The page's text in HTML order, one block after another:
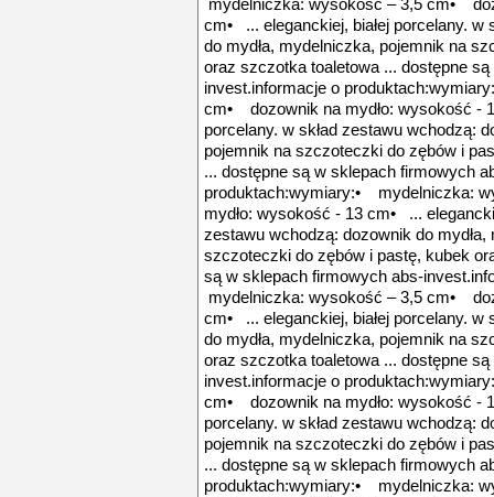
mydelniczka: wysokość – 3,5 cm•
cm• ... eleganckiej, białej porcelany. w
do mydła, mydelniczka, pojemnik na
oraz szczotka toaletowa ... dostępne
invest.informacje o
cm• dozownik na mydło: wysokość -
porcelany. w skład zestawu wchodzą:
pojemnik na szczoteczki do zębów i
... dostępne są w sklepach firmowych
produktach:wymiary:• mydelniczka:
mydło: wysokość - 13 cm• ...
zestawu wchodzą: dozownik do
szczoteczki do zębów i pastę, kubek
są w sklepach firmowych abs-
mydelniczka: wysokość – 3,5 cm•
cm• ... eleganckiej, białej porcelany. w
do mydła, mydelniczka, pojemnik na
oraz szczotka toaletowa ... dostępne
invest.informacje o
cm• dozownik na mydło: wysokość -
porcelany. w skład zestawu wchodzą:
pojemnik na szczoteczki do zębów i
... dostępne są w sklepach firmowych
produktach:wymiary:• mydelniczka: